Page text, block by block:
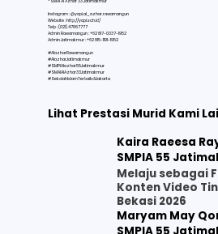
Instagram : @yapi.al_azhar.rawamangun
Website :http://yapi.sch.id/
Telp : (021) 47867777
Admin Rawamangun : +62 817-0337-1952
Admin Jatimakmur : +62 815-1191-1952
#AlazharRawamangun
#AlazharJatimakmur
#SMPIAlazhar55Jatimakmur
#SMAIAlAzhar33Jatimakmur
#SekolahIslamTerbaikdiJakarta
Lihat Prestasi Murid Kami
Kaira Raeesa
SMPIA 55
Melaju sebagai
Konten Video
Bekasi 2026
Maryam May